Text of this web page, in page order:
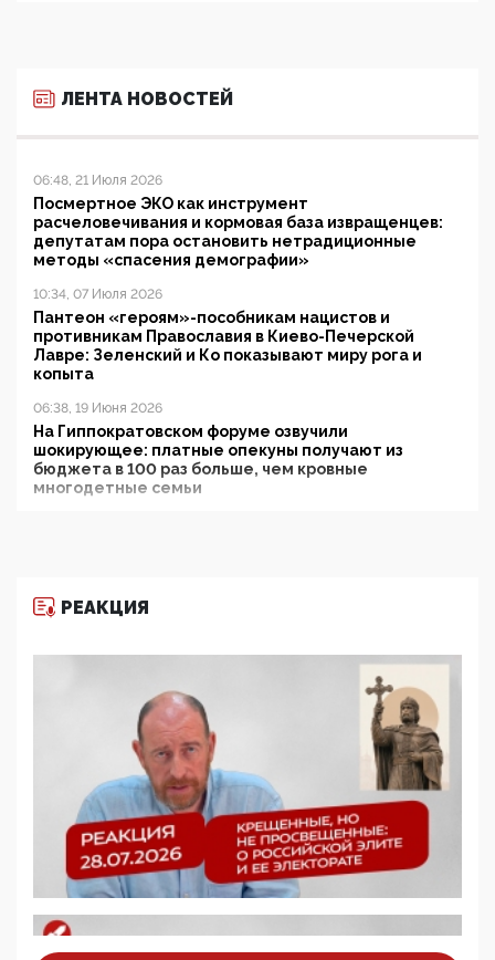
ЛЕНТА НОВОСТЕЙ
06:48, 21 Июля 2026
Посмертное ЭКО как инструмент
расчеловечивания и кормовая база извращенцев:
депутатам пора остановить нетрадиционные
методы «спасения демографии»
10:34, 07 Июля 2026
Пантеон «героям»-пособникам нацистов и
противникам Православия в Киево-Печерской
Лавре: Зеленский и Ко показывают миру рога и
копыта
06:38, 19 Июня 2026
На Гиппократовском форуме озвучили
шокирующее: платные опекуны получают из
бюджета в 100 раз больше, чем кровные
многодетные семьи
11:53, 09 Июня 2026
деятельность ИИТО ЮНЕСКО в России, но
цифроглобалисты продолжают определять
повестку в образовании
09:43, 01 Июня 2026
5G за счет здоровья граждан: Минцифры намерено
отобрать у регионов и муниципалитетов право
защищать жилые дома и социальные объекты от
05:58, 26 Мая 2026
Роскомнадзор освободили от борца с
деструктивным и опасным контентом
07:39, 25 Мая 2026
РЕАКЦИЯ